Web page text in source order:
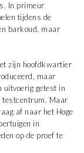
In primeur
tijdens de
barkoud, maar
zijn hoofdkwartier
maar
uitvoerig getest in
testcentrum. Maar
af naar het Hoge
in
op de proef te